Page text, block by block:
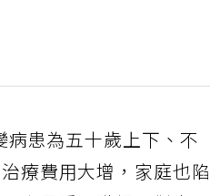
病患為五十歲上下、不
療費用大增，家庭也陷